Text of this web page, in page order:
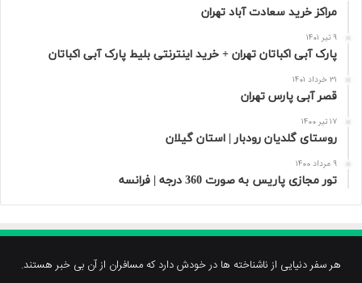
مراکز خرید سعادت‌ آباد تهران
9 تیر 1401
پارک آبی اکباتان تهران + خرید اینترنتی بلیط پارک آبی اکباتان
31 خرداد 1401
قصر آبی پارس تهران
17 تیر 1400
روستای گلدیان رودبار | استان گیلان
9 مرداد 1400
تور مجازی پاریس به صورت 360 درجه | فرانسه
هر سفر دنیایی از ناشناخته ها در خودش دارد که مسافران از آن بی خبر هستند.